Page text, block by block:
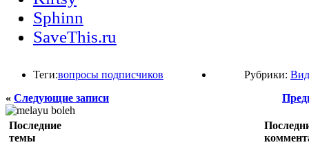
Sphinn
SaveThis.ru
Теги:вопросы подписчиков Рубрики:
« Следующие записи
Последние
темы